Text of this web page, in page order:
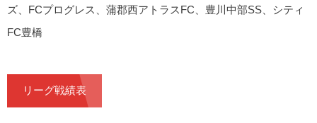
ズ、FCプログレス、蒲郡西アトラスFC、豊川中部SS、シティ
FC豊橋
リーグ戦績表